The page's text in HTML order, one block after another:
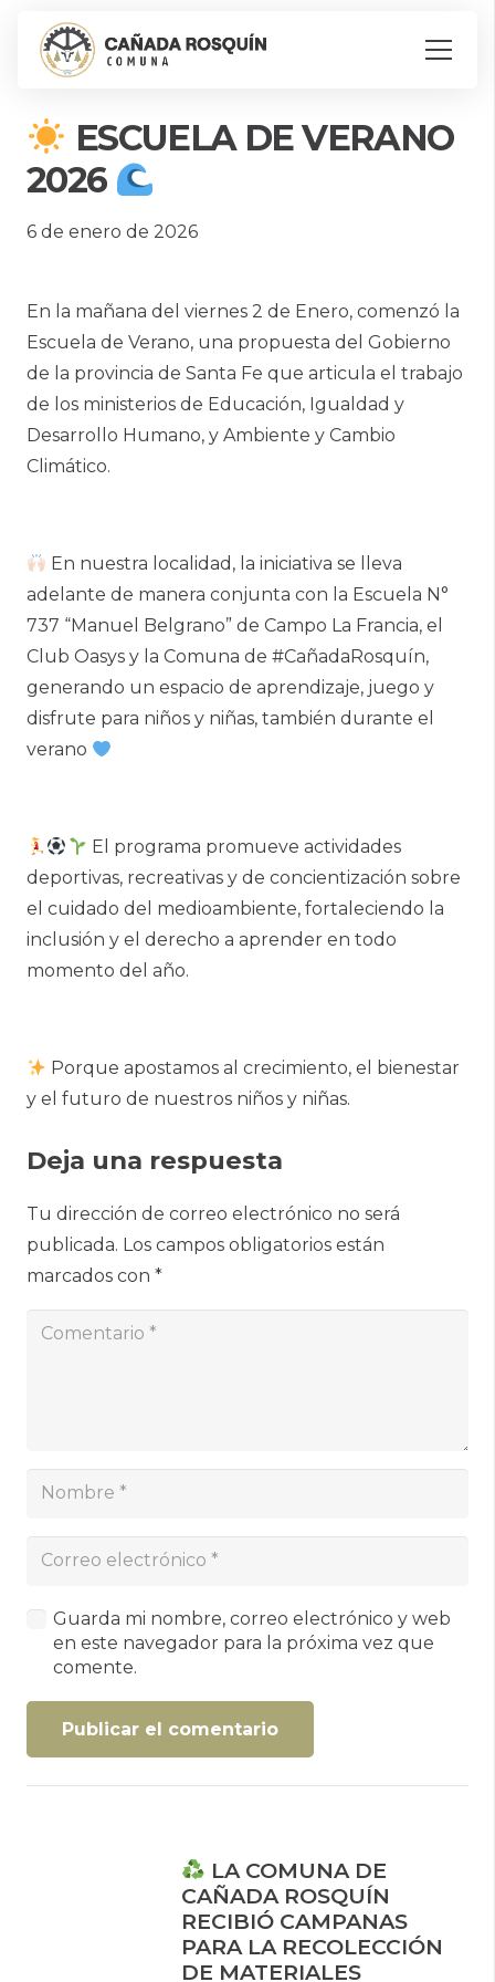
ESCUELA DE VERANO
2026
6 de enero de 2026
En la mañana del viernes 2 de Enero, comenzó la
Escuela de Verano, una propuesta del Gobierno
de la provincia de Santa Fe que articula el trabajo
de los ministerios de Educación, Igualdad y
Desarrollo Humano, y Ambiente y Cambio
Climático.
En nuestra localidad, la iniciativa se lleva
adelante de manera conjunta con la Escuela N°
737 “Manuel Belgrano” de Campo La Francia, el
Club Oasys y la Comuna de #CañadaRosquín,
generando un espacio de aprendizaje, juego y
disfrute para niños y niñas, también durante el
verano
El programa promueve actividades
deportivas, recreativas y de concientización sobre
el cuidado del medioambiente, fortaleciendo la
inclusión y el derecho a aprender en todo
momento del año.
Porque apostamos al crecimiento, el bienestar
y el futuro de nuestros niños y niñas.
Deja una respuesta
Tu dirección de correo electrónico no será
publicada. Los campos obligatorios están
marcados con *
Guarda mi nombre, correo electrónico y web
en este navegador para la próxima vez que
comente.
Publicar el comentario
LA COMUNA DE
CAÑADA ROSQUÍN
RECIBIÓ CAMPANAS
PARA LA RECOLECCIÓN
DE MATERIALES